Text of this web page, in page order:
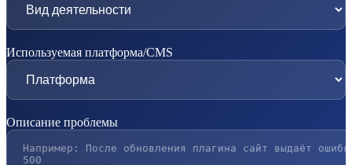
Используемая платформа/CMS
Описание проблемы